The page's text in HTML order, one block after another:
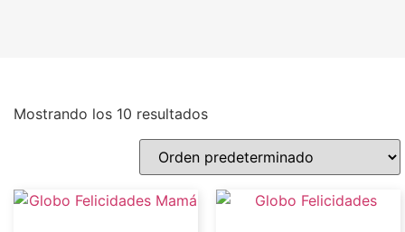
Mostrando los 10 resultados